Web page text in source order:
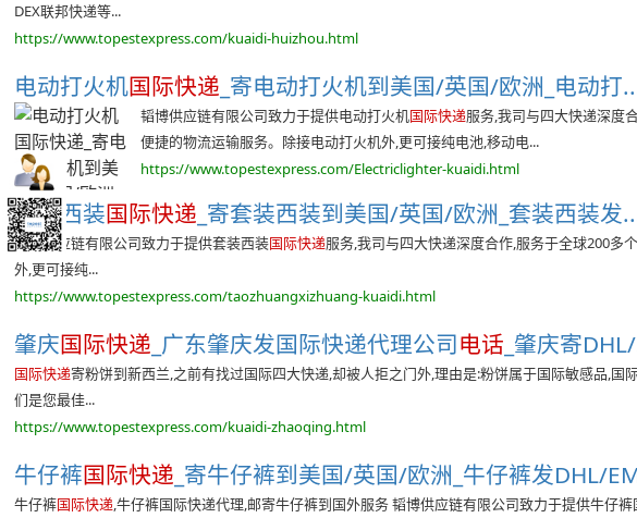
DEX联邦快递等...
https://www.topestexpress.com/kuaidi-huizhou.html
电动打火机国际快递 _寄电动打火机到美国/英国/欧洲_电动打
韬博供应链有限公司致力于提供电动打火机国际快递服务,我司与四大快递深度
便捷的物流运输服务。除接电动打火机外,更可接纯电池,移动电...
https://www.topestexpress.com/Electriclighter-kuaidi.html
套装西装国际快递 _寄套装西装到美国/英国/欧洲_套装西装发
韬博供应链有限公司致力于提供套装西装国际快递服务,我司与四大快递深度合作,服务于全球200多
外,更可接纯...
https://www.topestexpress.com/taozhuangxizhuang-kuaidi.html
肇庆国际快递 _广东肇庆发国际快递代理公司电话 _肇庆寄
国际快递寄粉饼到新西兰,之前有找过国际四大快递,却被人拒之门外,理由是:粉饼属于国际敏感品,
们是您最佳...
https://www.topestexpress.com/kuaidi-zhaoqing.html
牛仔裤国际快递 _寄牛仔裤到美国/英国/欧洲_牛仔裤发DHL/
牛仔裤国际快递,牛仔裤国际快递代理,邮寄牛仔裤到国外服务 韬博供应链有限公司致力于提供牛仔